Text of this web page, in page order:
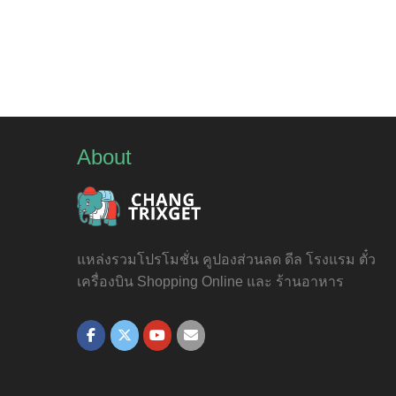
About
แหล่งรวมโปรโมชั่น คูปองส่วนลด ดีล โรงแรม ตั๋ว
เครื่องบิน Shopping Online และ ร้านอาหาร